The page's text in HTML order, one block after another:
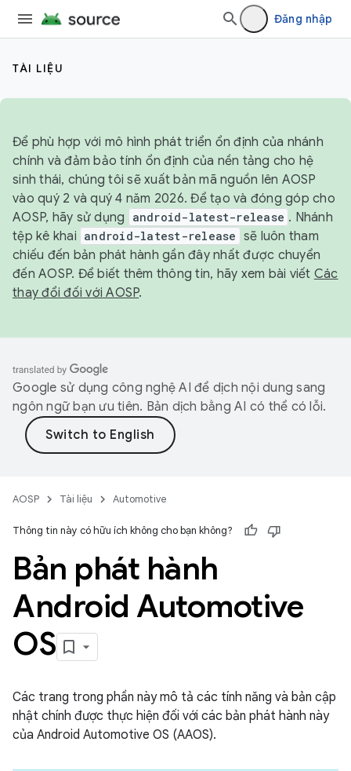
Đăng nhập
TÀI LIỆU
Để phù hợp với mô hình phát triển ổn định của nhánh
chính và đảm bảo tính ổn định của nền tảng cho hệ
sinh thái, chúng tôi sẽ xuất bản mã nguồn lên AOSP
vào quý 2 và quý 4 năm 2026. Để tạo và đóng góp cho
AOSP, hãy sử dụng
android-latest-release . Nhánh
tệp kê khai android-latest-release sẽ luôn tham
chiếu đến bản phát hành gần đây nhất được chuyển
đến AOSP. Để biết thêm thông tin, hãy xem bài viết Các
thay đổi đối với AOSP.
Google sử dụng công nghệ AI để dịch nội dung sang
ngôn ngữ bạn ưu tiên. Bản dịch bằng AI có thể có lỗi.
AOSP Tài liệu Automotive
Thông tin này có hữu ích không cho bạn không?
Bản phát hành
Android Automotive
OS
Các trang trong phần này mô tả các tính năng và bản cập
nhật chính được thực hiện đối với các bản phát hành này
của Android Automotive OS (AAOS).